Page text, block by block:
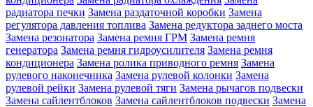
радиатора печки Замена раздаточной коробки Замена
регулятора давления топлива Замена редуктора заднего моста
Замена резонатора Замена ремня ГРМ Замена ремня
генератора Замена ремня гидроусилителя Замена ремня
кондиционера Замена ролика приводного ремня Замена
рулевого наконечника Замена рулевой колонки Замена
рулевой рейки Замена рулевой тяги Замена рычагов подвески
Замена сайлентблоков Замена сайлентблоков подвески Замена